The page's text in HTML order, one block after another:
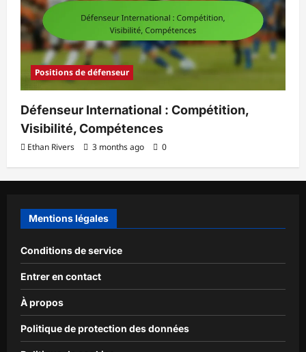
Positions de défenseur
Défenseur International : Compétition,
Visibilité, Compétences
Ethan Rivers 3 months ago 0
Mentions légales
Conditions de service
Entrer en contact
À propos
Politique de protection des données